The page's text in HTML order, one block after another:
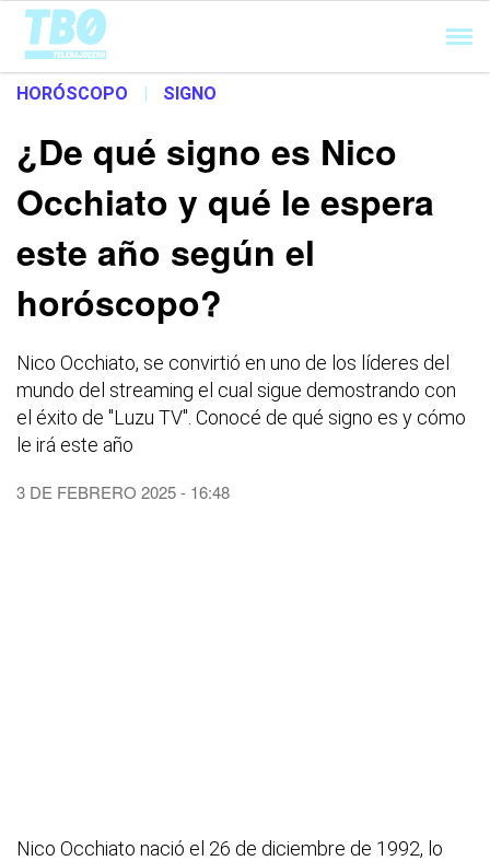
Cargando...
HORÓSCOPO | SIGNO
¿De qué signo es Nico
Occhiato y qué le espera
este año según el
horóscopo?
Nico Occhiato, se convirtió en uno de los líderes del
mundo del streaming el cual sigue demostrando con
el éxito de "Luzu TV". Conocé de qué signo es y cómo
le irá este año
3 DE FEBRERO 2025 - 16:48
Nico Occhiato nació el 26 de diciembre de 1992, lo